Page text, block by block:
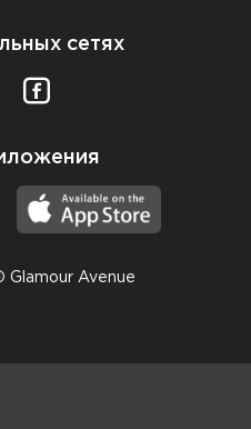
сетях
Glamour Avenue